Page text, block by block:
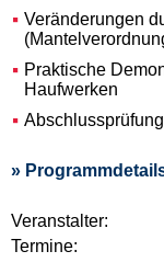
Veränderungen
Praktische
Haufwerken
»
Veranstalter:
Termine: